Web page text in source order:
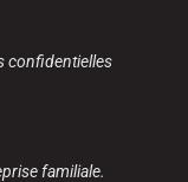
confidentielles
familiale.